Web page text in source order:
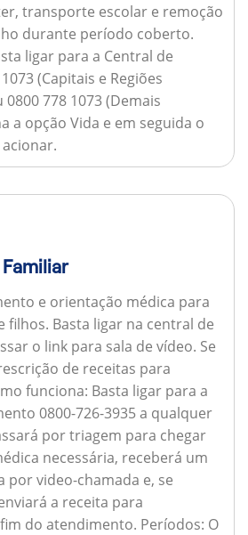
transporte escolar e remoção
durante período coberto.
ligar para a Central de
(Capitais e Regiões
778 1073 (Demais
a opção Vida e em seguida o
e orientação médica para
filhos. Basta ligar na central de
o link para sala de vídeo. Se
de receitas para
funciona: Basta ligar para a
0800-726-3935 a qualquer
por triagem para chegar
necessária, receberá um
por video-chamada e, se
a receita para
do atendimento. Períodos: O